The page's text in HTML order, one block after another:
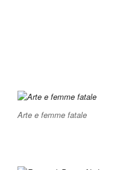
Arte e femme fatale